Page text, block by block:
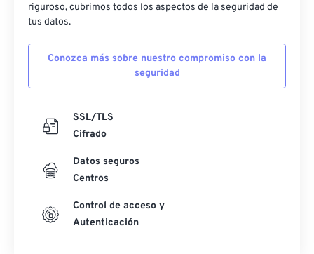
riguroso, cubrimos todos los aspectos de la seguridad de
tus datos.
Conozca más sobre nuestro compromiso con la
seguridad
SSL/TLS
Cifrado
Datos seguros
Centros
Control de acceso y
Autenticación